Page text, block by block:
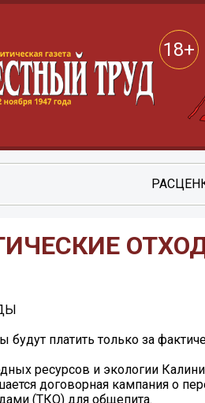
18+
будут платить только за
ресурсов и экологии
договорная кампания о
(ТКО) для общепита.